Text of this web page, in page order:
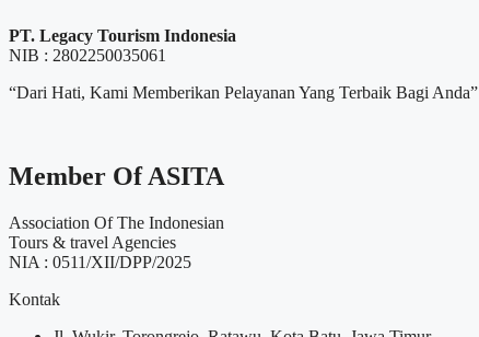
PT. Legacy Tourism Indonesia
NIB : 2802250035061
“Dari Hati, Kami Memberikan Pelayanan Yang Terbaik Bagi Anda”
Member Of ASITA
Association Of The Indonesian
Tours & travel Agencies
NIA : 0511/XII/DPP/2025
Kontak